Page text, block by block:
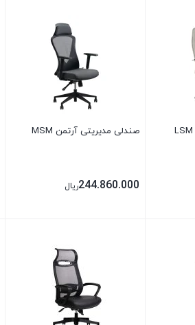
صندلی مدیریتی آرتمن MSM
244.860.000ریال